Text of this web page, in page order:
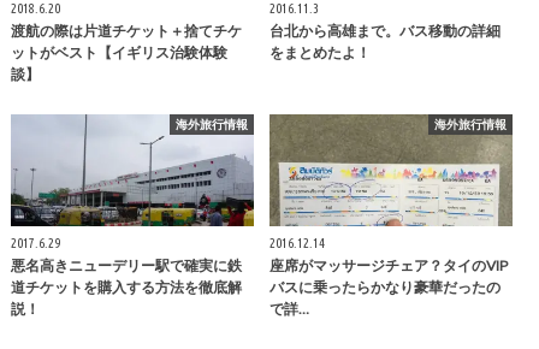
2018.6.20
渡航の際は片道チケット＋捨てチケ
ットがベスト【イギリス治験体験
談】
2016.11.3
台北から高雄まで。バス移動の詳細
をまとめたよ！
海外旅行情報
2017.6.29
悪名高きニューデリー駅で確実に鉄
道チケットを購入する方法を徹底解
説！
海外旅行情報
2016.12.14
座席がマッサージチェア？タイのVIP
バスに乗ったらかなり豪華だったの
で詳…